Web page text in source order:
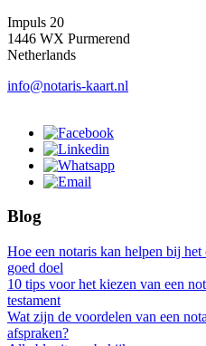
Impuls 20
1446 WX Purmerend
Netherlands
info@notaris-kaart.nl
Blog
Hoe een notaris kan helpen bij het
goed doel
10 tips voor het kiezen van een
testament
Wat zijn de voordelen van een
afspraken?